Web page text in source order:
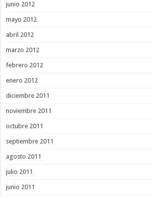
junio 2012
mayo 2012
abril 2012
marzo 2012
febrero 2012
enero 2012
diciembre 2011
noviembre 2011
octubre 2011
septiembre 2011
agosto 2011
julio 2011
junio 2011